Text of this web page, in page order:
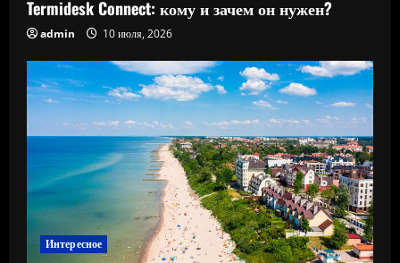
Termidesk Connect: кому и зачем он нужен?
admin 10 июля, 2026
Интересное